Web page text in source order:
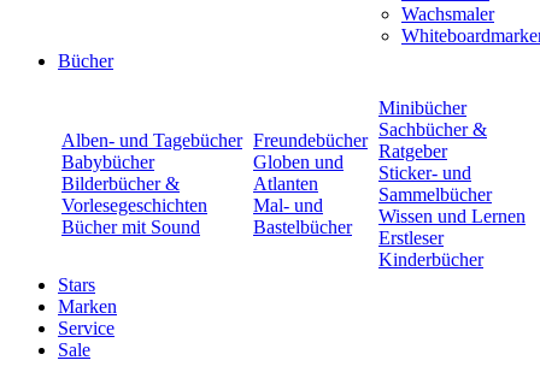
Wachsmaler
Bücher
Alben- und Tagebücher
Babybücher
Bilderbücher &
Vorlesegeschichten
Bücher mit Sound
Freundebücher
Globen und
Atlanten
Mal- und
Bastelbücher
Minibücher
Sachbücher &
Ratgeber
Sticker- und
Sammelbücher
Wissen und Lernen
Erstleser
Kinderbücher
Stars
Marken
Service
Sale